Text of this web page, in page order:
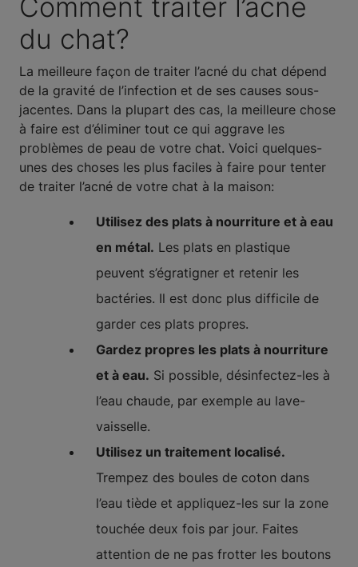
Comment traiter l’acné
du chat?
La meilleure façon de traiter l’acné du chat dépend
de la gravité de l’infection et de ses causes sous-
jacentes. Dans la plupart des cas, la meilleure chose
à faire est d’éliminer tout ce qui aggrave les
problèmes de peau de votre chat. Voici quelques-
unes des choses les plus faciles à faire pour tenter
de traiter l’acné de votre chat à la maison:
Utilisez des plats à nourriture et à eau
en métal. Les plats en plastique
peuvent s’égratigner et retenir les
bactéries. Il est donc plus difficile de
garder ces plats propres.
Gardez propres les plats à nourriture
et à eau. Si possible, désinfectez-les à
l’eau chaude, par exemple au lave-
vaisselle.
Utilisez un traitement localisé.
Trempez des boules de coton dans
l’eau tiède et appliquez-les sur la zone
touchée deux fois par jour. Faites
attention de ne pas frotter les boutons